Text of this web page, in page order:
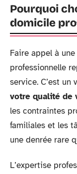
Pourquoi
domicile
Faire appel à
professionnelle
service. C’est un
votre qualité de
les contraintes
familiales et les
une denrée rare
L’expertise